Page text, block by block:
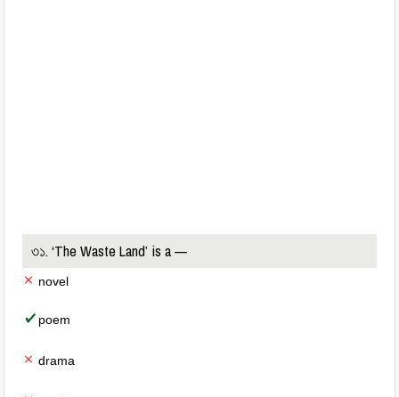
৩১. ‘The Waste Land’ is a —
novel
poem
drama